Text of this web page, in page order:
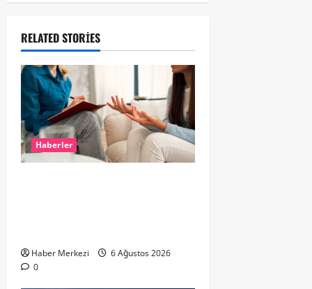
RELATED STORIES
Haberler
Haber Merkezi
6 Ağustos 2026
0